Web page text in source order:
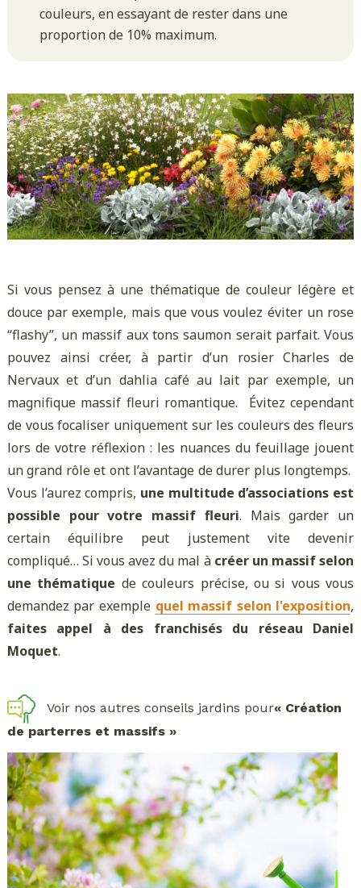
couleurs, en essayant de rester dans une
proportion de 10% maximum.
Si vous pensez à une thématique de couleur légère et
douce par exemple, mais que vous voulez éviter un rose
“flashy”, un massif aux tons saumon serait parfait. Vous
pouvez ainsi créer, à partir d’un rosier Charles de
Nervaux et d’un dahlia café au lait par exemple, un
magnifique massif fleuri romantique. Évitez cependant
de vous focaliser uniquement sur les couleurs des fleurs
lors de votre réflexion : les nuances du feuillage jouent
un grand rôle et ont l’avantage de durer plus longtemps.
Vous l’aurez compris, une multitude d’associations est
possible pour votre massif fleuri. Mais garder un
certain équilibre peut justement vite devenir
compliqué… Si vous avez du mal à créer un massif selon
une thématique de couleurs précise, ou si vous vous
demandez par exemple quel massif selon l'exposition,
faites appel à des franchisés du réseau Daniel
Moquet.
Voir nos autres conseils jardins pour« Création
de parterres et massifs »